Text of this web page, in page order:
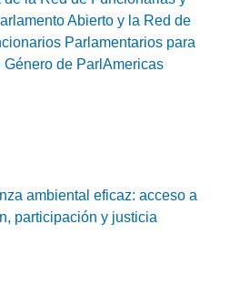
Abierto y la Red de
Parlamentarios para
Género de ParlAmericas
ambiental eficaz: acceso a
participación y justicia